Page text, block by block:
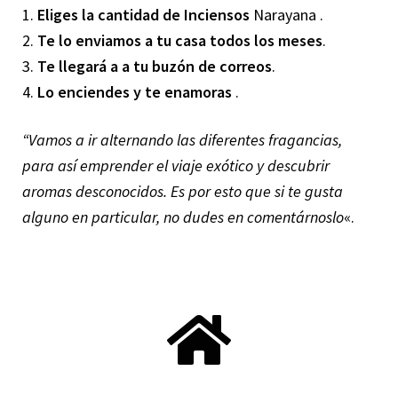
1. Eliges la cantidad de Inciensos Narayana .
2. Te lo enviamos a tu casa todos los meses.
3. Te llegará a a tu buzón de correos.
4. Lo enciendes y te enamoras .
“Vamos a ir alternando las diferentes fragancias,
para así emprender el viaje exótico y descubrir
aromas desconocidos. Es por esto que si te gusta
alguno en particular, no dudes en comentárnoslo«.